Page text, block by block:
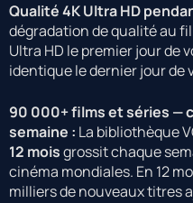
Qualité 4K Ultra HD
dégradation de qualité au
Ultra HD le premier jour de
identique le dernier jour de
90 000+ films et séries —
semaine : La bibliothèque
12 moisgrossit chaque
cinéma mondiales. En 12
milliers de nouveaux titres